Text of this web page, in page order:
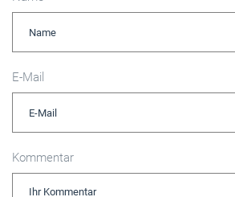
E-Mail
Kommentar